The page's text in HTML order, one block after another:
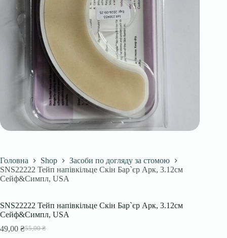
Головна Shop
Засоби по догляду за стомою
SNS22222 Тейп напівкільце Скін Бар`єр Арк, 3.12см
Сейф&Симпл, USA
SNS22222 Тейп напівкільце Скін Бар`єр Арк, 3.12см
Сейф&Симпл, USA
55,00₴
Оригінальна
49,00 ₴Поточна